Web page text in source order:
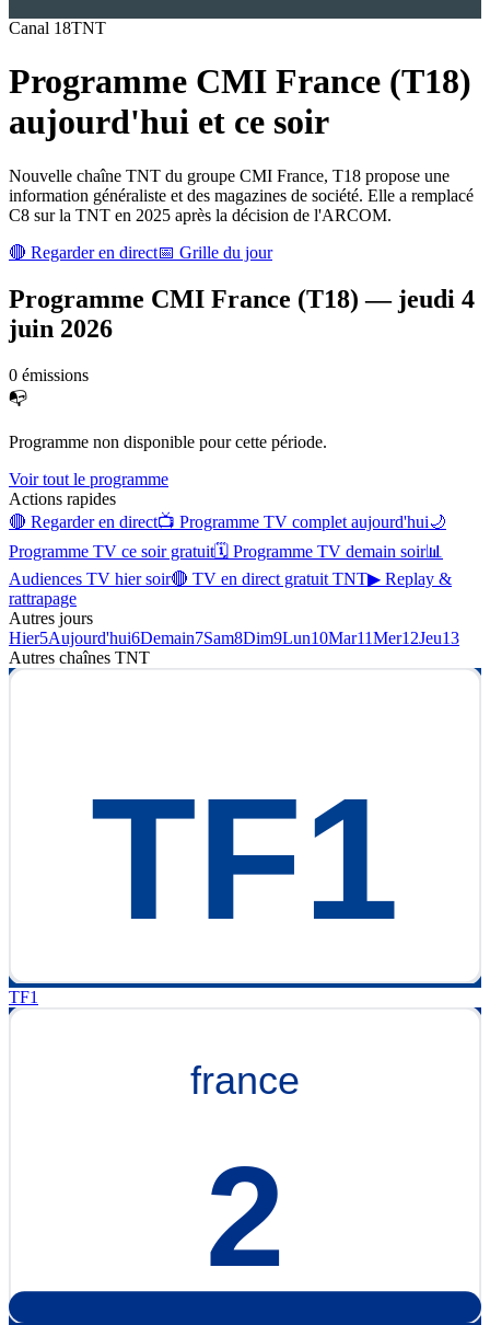
Canal 18TNT
Programme CMI France (T18)
aujourd'hui et ce soir
Nouvelle chaîne TNT du groupe CMI France, T18 propose une
information généraliste et des magazines de société. Elle a remplacé
C8 sur la TNT en 2025 après la décision de l'ARCOM.
🔴 Regarder en direct📅 Grille du jour
Programme CMI France (T18) — jeudi 4
juin 2026
0 émissions
📭
Programme non disponible pour cette période.
Voir tout le programme
Actions rapides
🔴 Regarder en direct📺 Programme TV complet aujourd'hui🌙
Programme TV ce soir gratuit🗓 Programme TV demain soir📊
Audiences TV hier soir🔴 TV en direct gratuit TNT▶ Replay &
rattrapage
Autres jours
Hier5Aujourd'hui6Demain7Sam8Dim9Lun10Mar11Mer12Jeu13
Autres chaînes TNT
TF1